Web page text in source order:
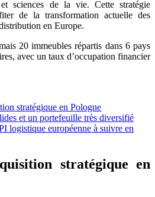
et sciences de la vie. Cette stratégie
de la transformation actuelle des
en Europe.
20 immeubles répartis dans 6 pays
avec un taux d’occupation financier
stratégique en Pologne
et un portefeuille très diversifié
logistique européenne à suivre en
stratégique en